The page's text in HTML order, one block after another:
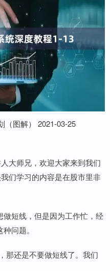
（图解） 2021-03-25
大师兄，欢迎大家来到我们
们学习的内容是在股市里非
短线，但是因为工作忙，经
问题。
那还是不要做短线了。我们